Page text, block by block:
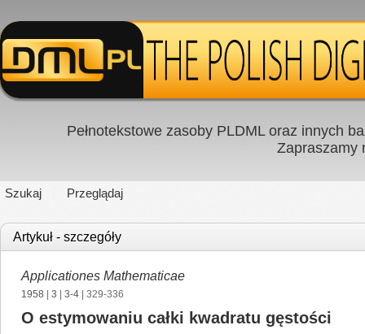
Pełnotekstowe zasoby PLDML oraz innych
Zapraszamy
Szukaj Przeglądaj
Artykuł - szczegóły
Applicationes Mathematicae
1958 3 3-4 | 329-336
O estymowaniu całki kwadratu gęstości